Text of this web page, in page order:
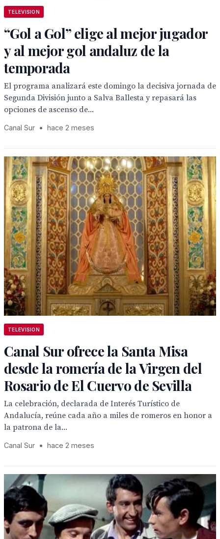
TELEVISION
“Gol a Gol” elige al mejor jugador
y al mejor gol andaluz de la
temporada
El programa analizará este domingo la decisiva jornada de
Segunda División junto a Salva Ballesta y repasará las
opciones de ascenso de...
Canal Sur • hace 2 meses
TELEVISION
Canal Sur ofrece la Santa Misa
desde la romería de la Virgen del
Rosario de El Cuervo de Sevilla
La celebración, declarada de Interés Turístico de
Andalucía, reúne cada año a miles de romeros en honor a
la patrona de la...
Canal Sur • hace 2 meses